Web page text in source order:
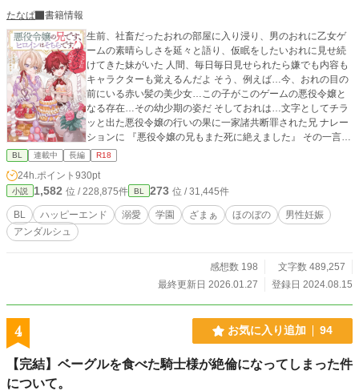
たなぱ
書籍情報
生前、社畜だったおれの部屋に入り浸り、男のおれに乙女ゲ
ームの素晴らしさを延々と語り、仮眠をしたいおれに見せ続
けてきた妹がいた 人間、毎日毎日見せられたら嫌でも内容も
キャラクターも覚えるんだよ そう、例えば…今、おれの目の
前にいる赤い髪の美少女…この子がこのゲームの悪役令嬢と
なる存在…その幼少期の姿だ そしておれは…文字としてチラ
ッと出た悪役令嬢の行いの果に一家諸共断罪された兄 ナレー
ションに 『悪役令嬢の兄もまた死に絶えました』 その一言で
説明を片付けられ、それしか登場しない存在…そんな悪役令
嬢の兄に転生してしまったのだ 社畜に優しくない転生先でお
れはどう生きていくのだろう 腹黒？攻略対象×悪役令嬢の兄
本編完結済み、番外編時々更新中！ 奨励賞を頂き、書籍化し
て頂きました✨️かなり加筆しまくりましたので楽しんで頂け
ると嬉しいです💪☺ ※愛称等が書籍化に伴い変更となってい
BL 連載中 長編 R18
24h.ポイント 930pt
小説 1,582 位 / 228,875件 BL 273 位 / 31,445件
BL ハッピーエンド 溺愛 学園 ざまぁ ほのぼの
男性妊娠
アンダルシュ
感想数 198
文字数 489,257
最終更新日 2026.01.27
登録日 2024.08.15
4 お気に入り追加 94
【完結】ベーグルを食べた騎士様が絶倫になってしまった件
について。